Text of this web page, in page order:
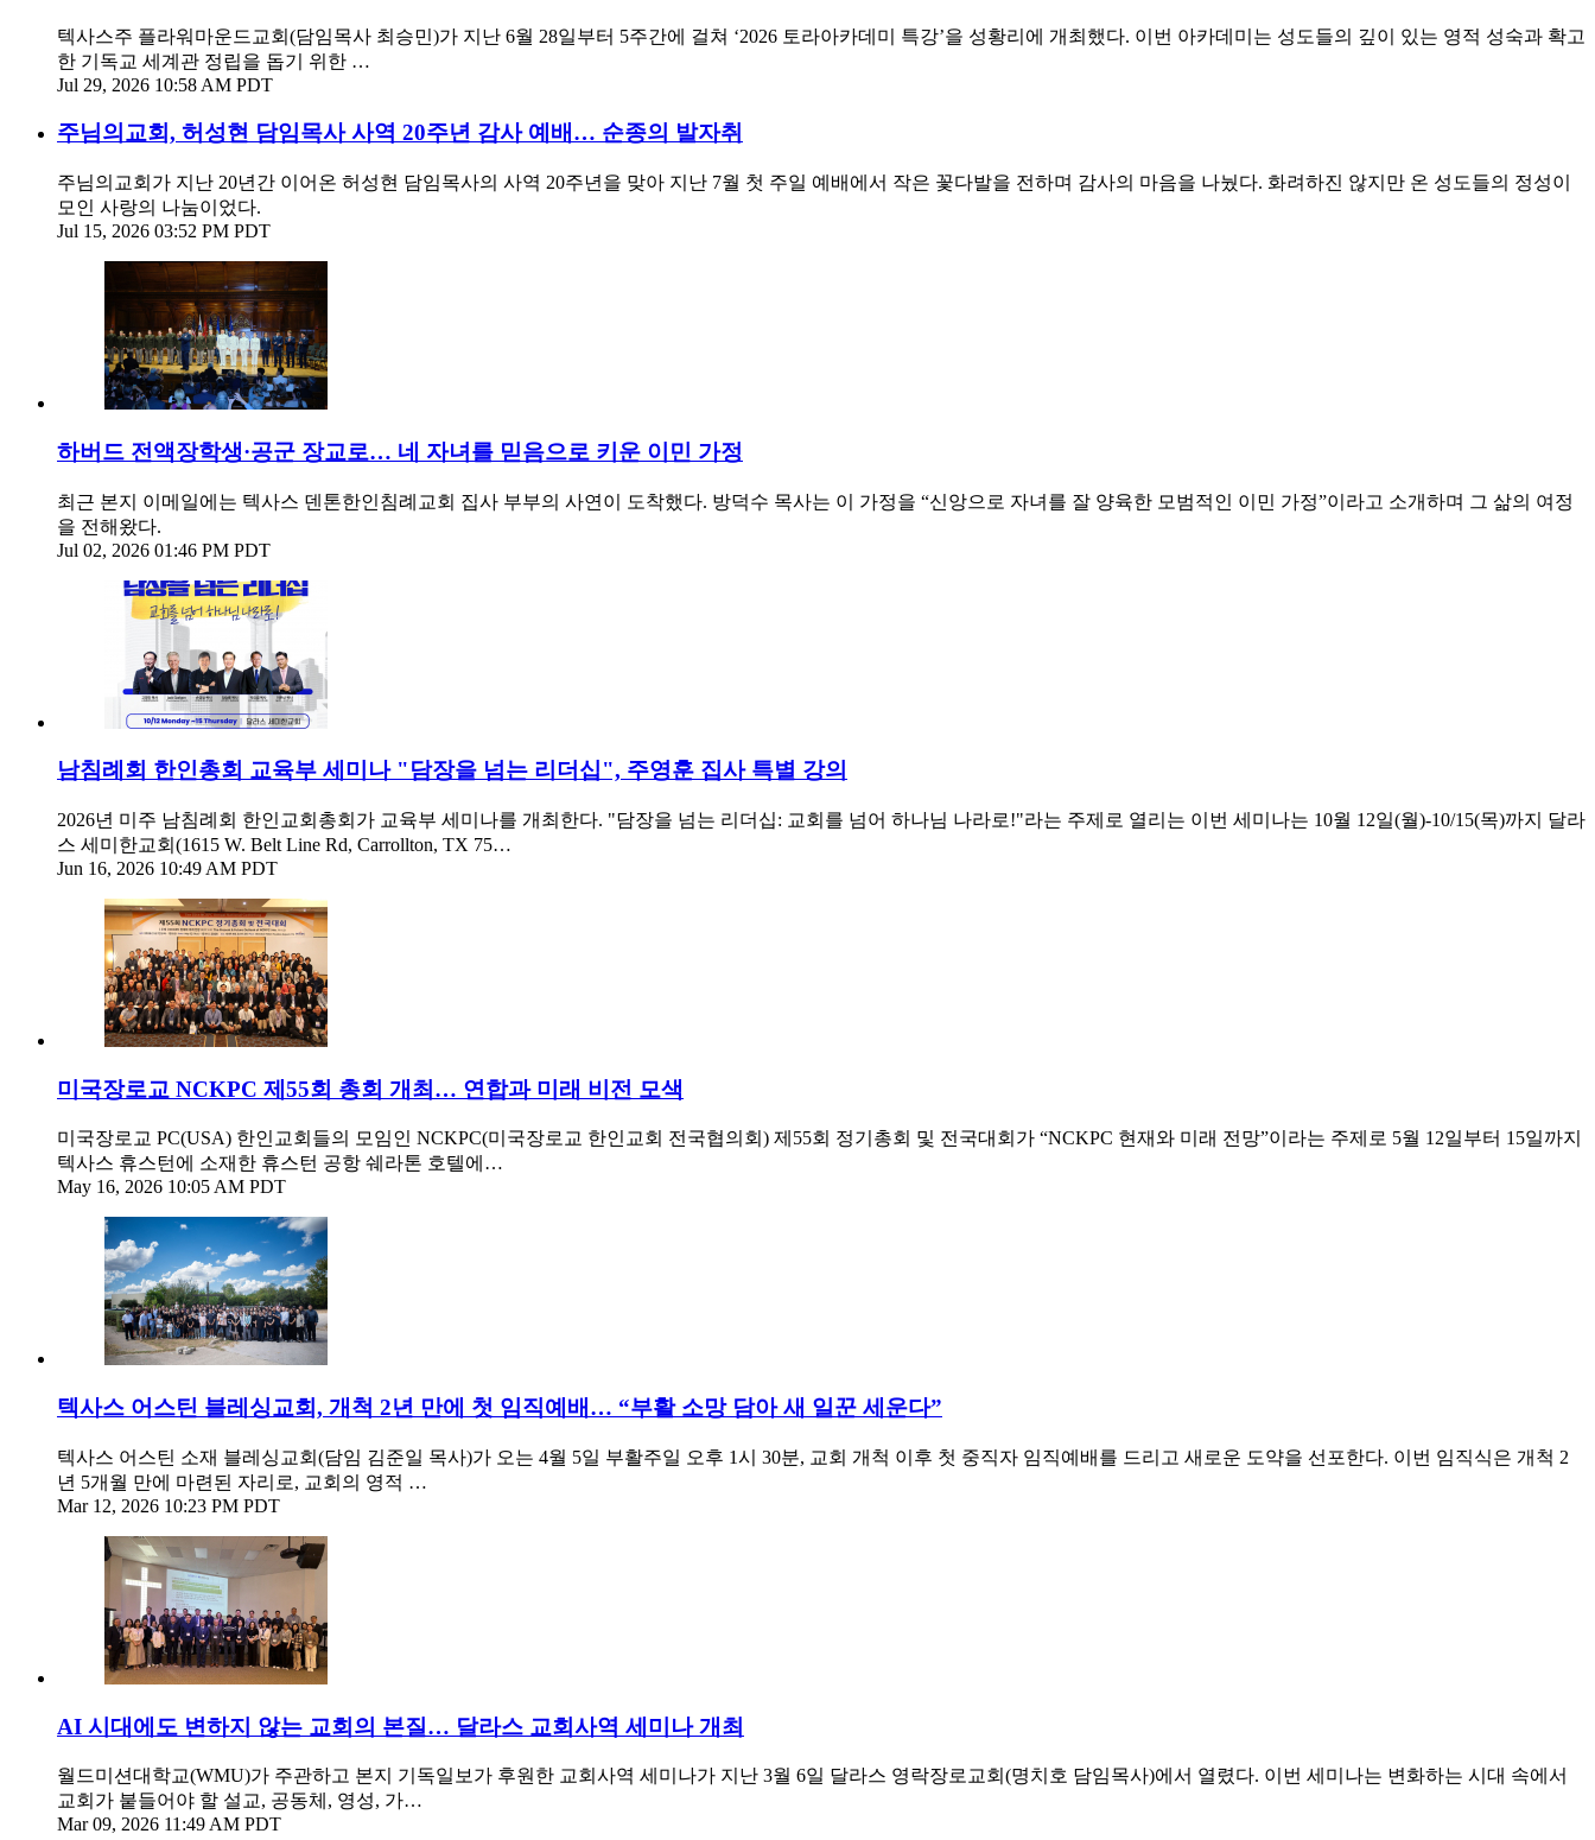
텍사스주 플라워마운드교회(담임목사 최승민)가 지난 6월 28일부터 5주간에 걸쳐 ‘2026 토라아카데미 특강’을 성황리에 개최했다. 이번 아카데미는 성도들의 깊이 있는 영적 성숙과 확고
한 기독교 세계관 정립을 돕기 위한 …
Jul 29, 2026 10:58 AM PDT
주님의교회, 허성현 담임목사 사역 20주년 감사 예배… 순종의 발자취
주님의교회가 지난 20년간 이어온 허성현 담임목사의 사역 20주년을 맞아 지난 7월 첫 주일 예배에서 작은 꽃다발을 전하며 감사의 마음을 나눴다. 화려하진 않지만 온 성도들의 정성이
모인 사랑의 나눔이었다.
Jul 15, 2026 03:52 PM PDT
하버드 전액장학생·공군 장교로… 네 자녀를 믿음으로 키운 이민 가정
최근 본지 이메일에는 텍사스 덴톤한인침례교회 집사 부부의 사연이 도착했다. 방덕수 목사는 이 가정을 “신앙으로 자녀를 잘 양육한 모범적인 이민 가정”이라고 소개하며 그 삶의 여정
을 전해왔다.
Jul 02, 2026 01:46 PM PDT
남침례회 한인총회 교육부 세미나 "담장을 넘는 리더십", 주영훈 집사 특별 강의
2026년 미주 남침례회 한인교회총회가 교육부 세미나를 개최한다. "담장을 넘는 리더십: 교회를 넘어 하나님 나라로!"라는 주제로 열리는 이번 세미나는 10월 12일(월)-10/15(목)까지 달라
스 세미한교회(1615 W. Belt Line Rd, Carrollton, TX 75…
Jun 16, 2026 10:49 AM PDT
미국장로교 NCKPC 제55회 총회 개최… 연합과 미래 비전 모색
미국장로교 PC(USA) 한인교회들의 모임인 NCKPC(미국장로교 한인교회 전국협의회) 제55회 정기총회 및 전국대회가 “NCKPC 현재와 미래 전망”이라는 주제로 5월 12일부터 15일까지
텍사스 휴스턴에 소재한 휴스턴 공항 쉐라톤 호텔에…
May 16, 2026 10:05 AM PDT
텍사스 어스틴 블레싱교회, 개척 2년 만에 첫 임직예배… “부활 소망 담아 새 일꾼 세운다”
텍사스 어스틴 소재 블레싱교회(담임 김준일 목사)가 오는 4월 5일 부활주일 오후 1시 30분, 교회 개척 이후 첫 중직자 임직예배를 드리고 새로운 도약을 선포한다. 이번 임직식은 개척 2
년 5개월 만에 마련된 자리로, 교회의 영적 …
Mar 12, 2026 10:23 PM PDT
AI 시대에도 변하지 않는 교회의 본질… 달라스 교회사역 세미나 개최
월드미션대학교(WMU)가 주관하고 본지 기독일보가 후원한 교회사역 세미나가 지난 3월 6일 달라스 영락장로교회(명치호 담임목사)에서 열렸다. 이번 세미나는 변화하는 시대 속에서
교회가 붙들어야 할 설교, 공동체, 영성, 가…
Mar 09, 2026 11:49 AM PDT